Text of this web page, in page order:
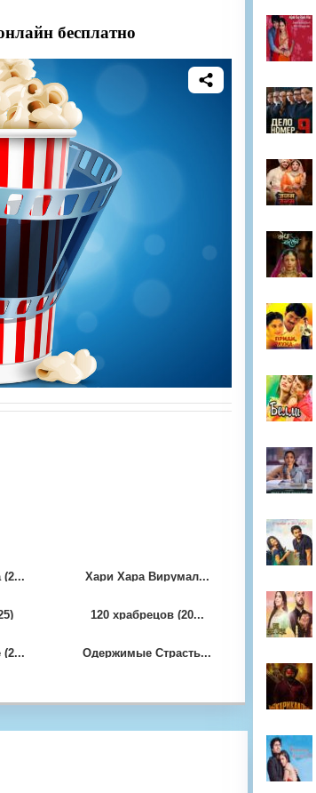
бесплатно
(2... Хари Хара Вирумал...
120 храбрецов (20...
(2... Одержимые Страсть...